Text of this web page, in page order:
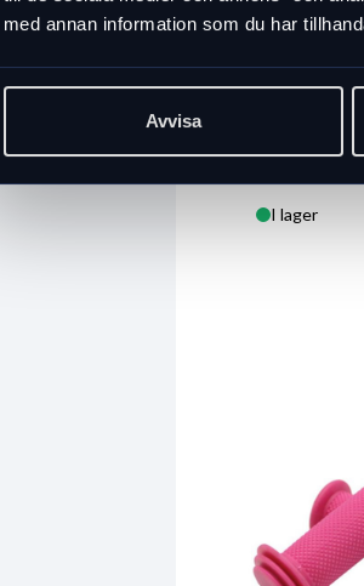
med annan information som du har
Avvisa
I lager